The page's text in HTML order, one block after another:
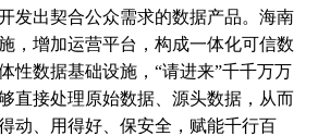
发出契合公众需求的数据产品。海南
，增加运营平台，构成一体化可信数
性数据基础设施，“请进来”千千万万
直接处理原始数据、源头数据，从而
动、用得好、保安全，赋能千行百